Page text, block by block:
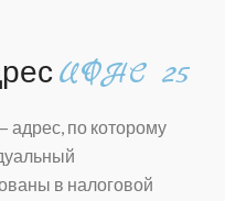
ИФНС 25
адрес, по которому
в налоговой